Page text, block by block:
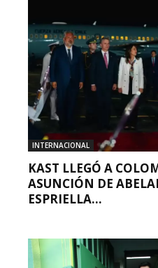
INTERNACIONAL
KAST LLEGÓ A
ASUNCIÓN DE
ESPRIELLA...